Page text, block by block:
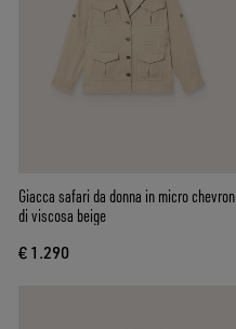
Giacca safari da donna in micro chevron
di viscosa beige
€ 1.290